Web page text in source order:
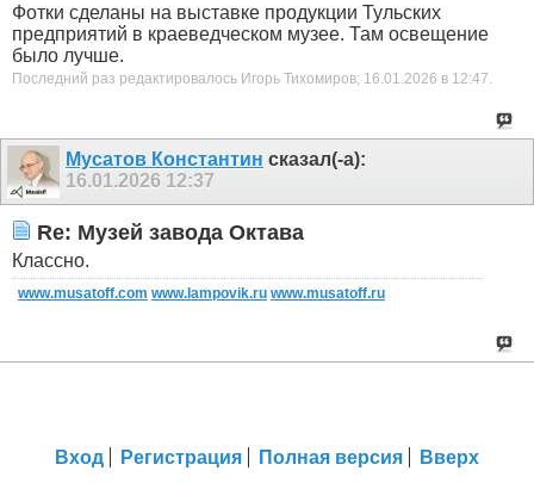
Фотки сделаны на выставке продукции Тульских
предприятий в краеведческом музее. Там освещение
было лучше.
Последний раз редактировалось Игорь Тихомиров; 16.01.2026 в 12:47.
Мусатов Константин сказал(-а):
16.01.2026 12:37
Re: Музей завода Октава
Классно.
www.musatoff.com www.lampovik.ru www.musatoff.ru
Вход Регистрация Полная версия Вверх